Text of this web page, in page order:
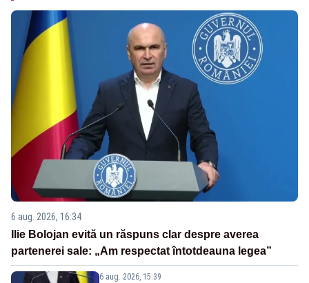
6 aug. 2026, 16:34
Ilie Bolojan evită un răspuns clar despre averea
partenerei sale: „Am respectat întotdeauna legea”
6 aug. 2026, 15:39